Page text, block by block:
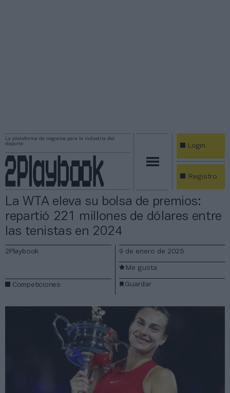
La plataforma de negocios para la industria del
deporte
Login
Registro
La WTA eleva su bolsa de premios:
repartió 221 millones de dólares entre
las tenistas en 2024
2Playbook
Competiciones
9 de enero de 2025
Guardar
Me gusta